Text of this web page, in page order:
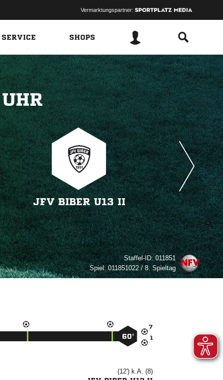
Vermarktungspartner:
SHOPS

JFV BIBER U13 II
Staffel-ID:011851
Spiel:011851022 / 8. Spieltag


60’
(12') k.A. (8)